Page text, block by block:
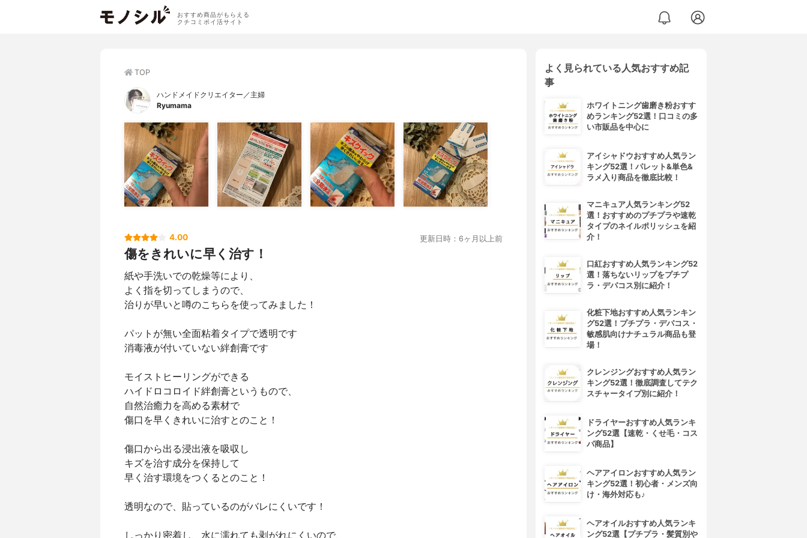
おすすめ商品がもらえる
クチコミポイ活サイト
TOP
ハンドメイドクリエイター／主婦
Ryumama
4.00 更新日時：6ヶ月以上前
傷をきれいに早く治す！
紙や手洗いでの乾燥等により、
よく指を切ってしまうので、
治りが早いと噂のこちらを使ってみました！
パットが無い全面粘着タイプで透明です
消毒液が付いていない絆創膏です
モイストヒーリングができる
ハイドロコロイド絆創膏というもので、
自然治癒力を高める素材で
傷口を早くきれいに治すとのこと！
傷口から出る浸出液を吸収し
キズを治す成分を保持して
早く治す環境をつくるとのこと！
透明なので、貼っているのがバレにくいです！
しっかり密着し、水に濡れても剥がれにくいので、
よく見られている人気おすすめ記
事
ホワイトニング歯磨き粉おすす
めランキング52選！口コミの多
い市販品を中心に
アイシャドウおすすめ人気ラン
キング52選！パレット&単色&
ラメ入り商品を徹底比較！
マニキュア人気ランキング52
選！おすすめのプチプラや速乾
タイプのネイルポリッシュを紹
介！
口紅おすすめ人気ランキング52
選！落ちないリップをプチプ
ラ・デパコス別に紹介！
化粧下地おすすめ人気ランキン
グ52選！プチプラ・デパコス・
敏感肌向けナチュラル商品も登
場！
クレンジングおすすめ人気ラン
キング52選！徹底調査してテク
スチャータイプ別に紹介！
ドライヤーおすすめ人気ランキ
ング52選【速乾・くせ毛・コス
パ商品】
ヘアアイロンおすすめ人気ラン
キング52選！初心者・メンズ向
け・海外対応も♪
ヘアオイルおすすめ人気ランキ
ング52選【プチプラ・髪質別や